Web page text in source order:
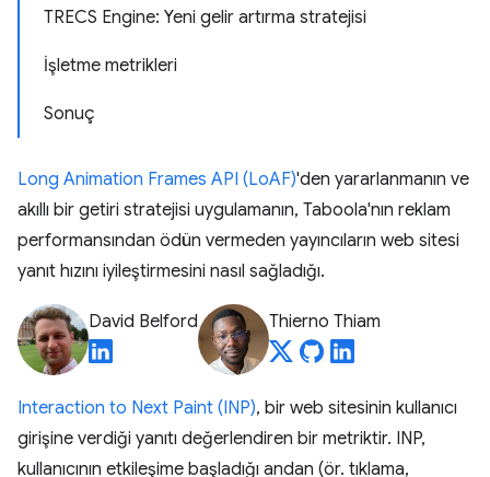
TRECS Engine: Yeni gelir artırma stratejisi
İşletme metrikleri
Sonuç
Long Animation Frames API (LoAF)'den yararlanmanın ve
akıllı bir getiri stratejisi uygulamanın, Taboola'nın reklam
performansından ödün vermeden yayıncıların web sitesi
yanıt hızını iyileştirmesini nasıl sağladığı.
David Belford Thierno Thiam
Interaction to Next Paint (INP), bir web sitesinin kullanıcı
girişine verdiği yanıtı değerlendiren bir metriktir. INP,
kullanıcının etkileşime başladığı andan (ör. tıklama,